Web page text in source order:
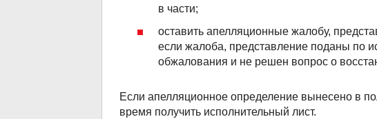
в части;
оставить апелляционные жалобу,
если жалоба, представление поданы по
обжалования и не решен вопрос о
Если апелляционное определение вынесено в
время получить исполнительный лист.